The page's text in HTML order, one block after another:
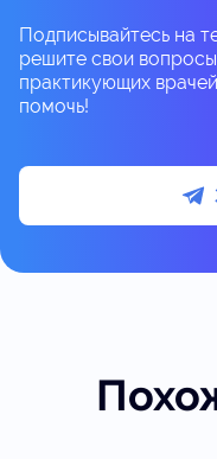
Подписывайтесь на
решите свои
практикующих
помочь!